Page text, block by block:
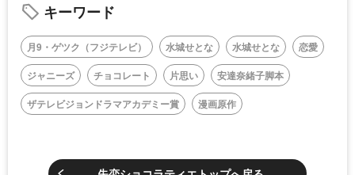
キーワード
月9・ゲツク（フジテレビ） 水城せとな 水城せとな
恋愛
ジャニーズ
チョコレート 片思い
安達奈緒子脚本
ザテレビジョンドラマアカデミー賞
漫画原作